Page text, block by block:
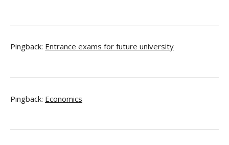
Pingback: Entrance exams for future university
Pingback: Economics